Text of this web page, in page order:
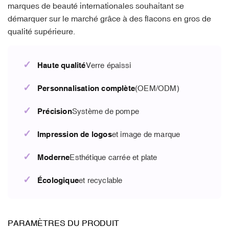
marques de beauté internationales souhaitant se
démarquer sur le marché grâce à des flacons en gros de
qualité supérieure.
✓ Haute qualitéVerre épaissi
✓ Personnalisation complète(OEM/ODM)
✓ PrécisionSystème de pompe
✓ Impression de logoset image de marque
✓ ModerneEsthétique carrée et plate
✓ Écologiqueet recyclable
PARAMÈTRES DU PRODUIT